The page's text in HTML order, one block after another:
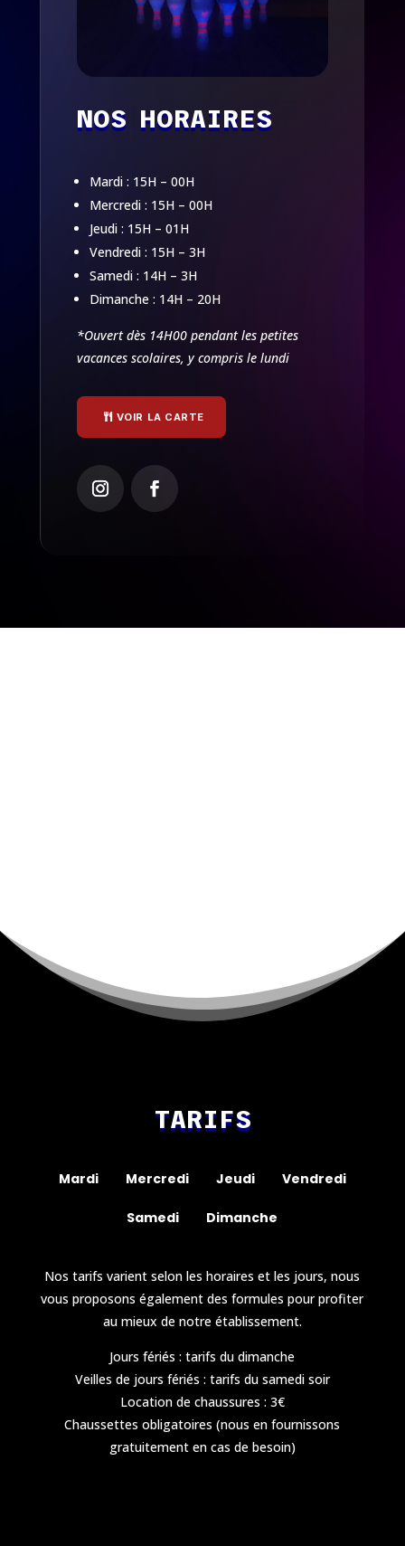
NOS HORAIRES
Mardi : 15H – 00H
Mercredi : 15H – 00H
Jeudi : 15H – 01H
Vendredi : 15H – 3H
Samedi : 14H – 3H
Dimanche : 14H – 20H
*Ouvert dès 14H00 pendant les petites
vacances scolaires, y compris le lundi
VOIR LA CARTE
TARIFS
Mardi Mercredi Jeudi Vendredi
Samedi Dimanche
Nos tarifs varient selon les horaires et les jours, nous
vous proposons également des formules pour profiter
au mieux de notre établissement.
Jours fériés : tarifs du dimanche
Veilles de jours fériés : tarifs du samedi soir
Location de chaussures : 3€
Chaussettes obligatoires (nous en fournissons
gratuitement en cas de besoin)